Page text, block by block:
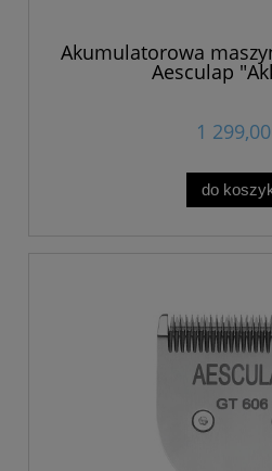
Akumulatorowa
Aesculap
1 299,00
do